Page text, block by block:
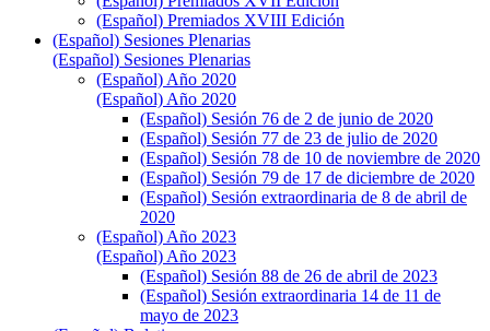
(Español) Premiados XVIII Edición
(Español) Sesiones Plenarias
(Español) Sesiones Plenarias
(Español) Año 2020
(Español) Año 2020
(Español) Sesión 76 de 2 de junio de 2020
(Español) Sesión 77 de 23 de julio de 2020
(Español) Sesión 78 de 10 de noviembre de 2020
(Español) Sesión 79 de 17 de diciembre de 2020
(Español) Sesión extraordinaria de 8 de abril de
2020
(Español) Año 2023
(Español) Año 2023
(Español) Sesión 88 de 26 de abril de 2023
(Español) Sesión extraordinaria 14 de 11 de
mayo de 2023